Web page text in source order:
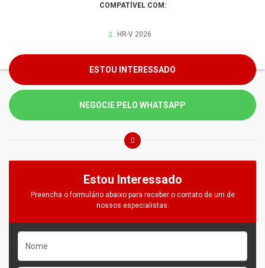
COMPATÍVEL COM:
HR-V 2026
ESTOU INTERESSADO
NEGOCIE PELO WHATSAPP
Estou Interessado
Preencha o formulário abaixo para receber o contato de um de
nossos especialistas: